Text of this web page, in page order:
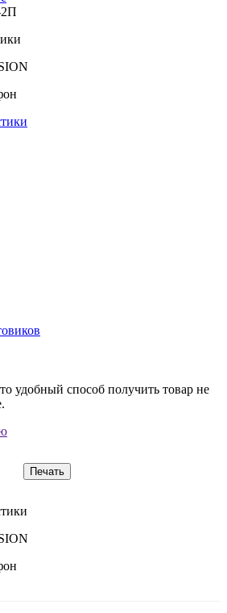
удобный способ получить товар не
Печать